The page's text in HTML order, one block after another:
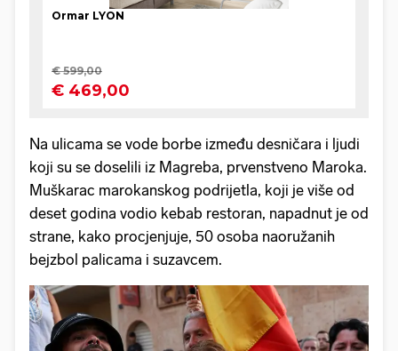
Na ulicama se vode borbe između desničara i ljudi
koji su se doselili iz Magreba, prvenstveno Maroka.
Muškarac marokanskog podrijetla, koji je više od
deset godina vodio kebab restoran, napadnut je od
strane, kako procjenjuje, 50 osoba naoružanih
bejzbol palicama i suzavcem.